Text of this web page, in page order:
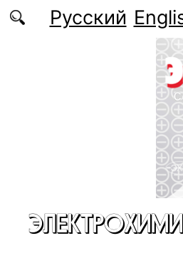
содержаниюРусский